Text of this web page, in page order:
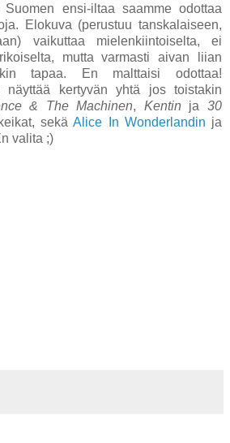
Suomen ensi-iltaa saamme odottaa
Elokuva (perustuu tanskalaiseen,
vaikuttaa mielenkiintoiselta, ei
mutta varmasti aivan liian
tapaa. En malttaisi odottaa!
näyttää kertyvän yhtä jos toistakin
& The Machinen, Kentin ja30
sekäAlice In Wonderlandin ja
valita ;)